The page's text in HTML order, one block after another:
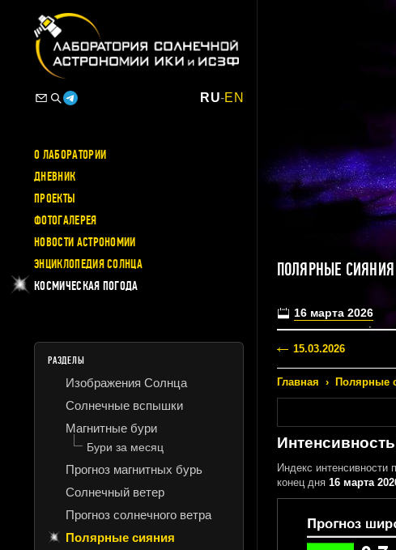
RU-EN
О ЛАБОРАТОРИИ
ДНЕВНИК
ПРОЕКТЫ
ФОТОГАЛЕРЕЯ
НОВОСТИ АСТРОНОМИИ
ЭНЦИКЛОПЕДИЯ СОЛНЦА
КОСМИЧЕСКАЯ ПОГОДА
РАЗДЕЛЫ
Изображения Солнца
Солнечные вспышки
Магнитные бури
Бури за месяц
Прогноз магнитных бурь
Солнечный ветер
Прогноз солнечного ветра
Полярные сияния
ПОЛЯРНЫЕ
16 марта 2026
15.03.2026
Главная › Полярные
Индекс интенсивности
конец дня 16 марта